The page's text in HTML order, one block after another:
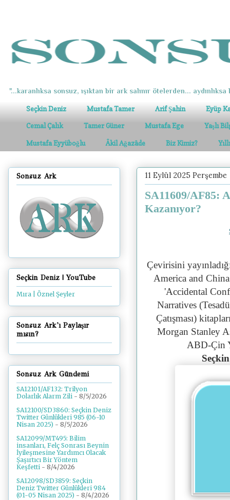
"...karanlıksa sonsuz, ışıktan bir ark salınır ötelerden... aydınlıksa
Seçkin Deniz Mustafa Tamer Arif Şahin Eyüp
Cemal Çalık Tamer Güner Mustafa Ege Yaşlı
Mustafa Eyyüboğlu Âkil Ağazâde Biz Kimiz?
11 Eylül 2025 Perşembe
SA11609/AF85:
Kazanıyor?
Çevirisini
America and
'Accidental
Narratives
Çatışması)
Morgan Stanley
ABD-Çin
Sonsuz Ark
Seçkin Deniz | YouTube
Mıra | Öznel Şeyler
Sonsuz Ark'ı Paylaşır
mısın?
Sonsuz Ark Gündemi
SA12101/AF132: Trilyon
Dolarlık Alarm Zili - 8/5/2026
SA12100/SD3860: Seçkin Deniz
Twitter Günlükleri 985 (06-10
Nisan 2025) - 8/5/2026
SA12099/MT495: Bilim
insanları, Felç Sonrası Beynin
İyileşmesine Yardımcı Olacak
Şaşırtıcı Bir Yöntem
Keşfetti - 8/4/2026
SA12098/SD3859: Seçkin
Deniz Twitter Günlükleri 984
(01-05 Nisan 2025) - 8/4/2026